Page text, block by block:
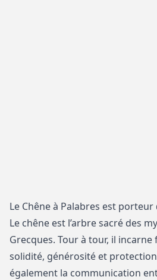
Le Chêne à Palabres est
Le chêne est l’arbre sacré des
Grecques. Tour à tour, il
solidité, générosité et
également la communication